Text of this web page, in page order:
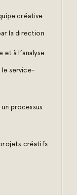
créative
la direction
et à l’analyse
le service-
un processus
créatifs